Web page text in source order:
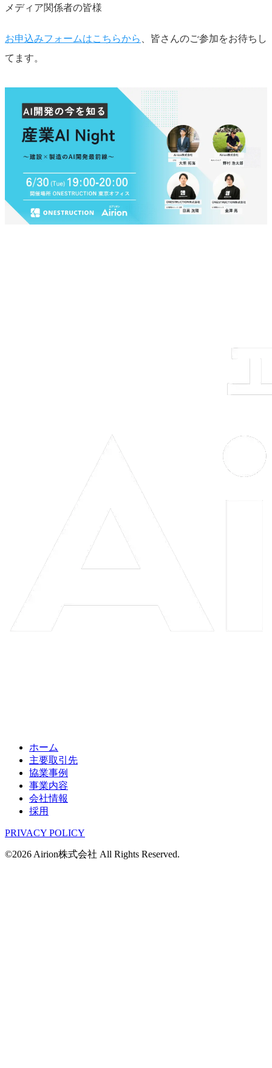
メディア関係者の皆様
お申込みフォームはこちらから
、皆さんのご参加をお待ちし
てます。
ホーム
主要取引先
協業事例
事業内容
会社情報
採用
PRIVACY POLICY
©2026 Airion株式会社 All Rights Reserved.